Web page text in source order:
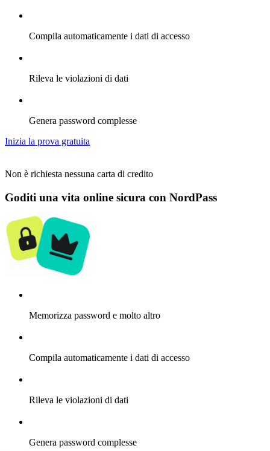
Compila automaticamente i dati di accesso
Rileva le violazioni di dati
Genera password complesse
Inizia la prova gratuita
Non è richiesta nessuna carta di credito
Goditi una vita online sicura con NordPass
Memorizza password e molto altro
Compila automaticamente i dati di accesso
Rileva le violazioni di dati
Genera password complesse